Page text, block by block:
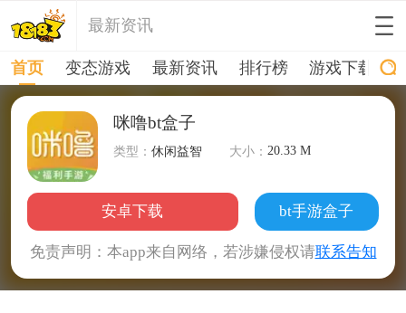
最新资讯
首页 变态游戏 最新资讯 排行榜 游戏下载
咪噜bt盒子
类型：休闲益智 大小：20.33 M
安卓下载 bt手游盒子
免责声明：本app来自网络，若涉嫌侵权请联系告知